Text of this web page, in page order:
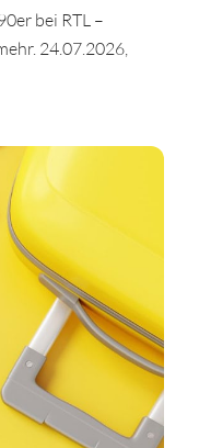
bei RTL –
24.07.2026,